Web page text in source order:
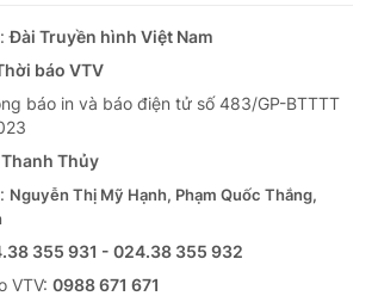
tế
Đài Truyền hình Việt Nam
báo VTV
báo in và báo điện tử số 483/GP-BTTTT
Thủy
Nguyễn Thị Mỹ Hạnh, Phạm Quốc Thắng,
355 931 - 024.38 355 932
VTV: 0988 671 671